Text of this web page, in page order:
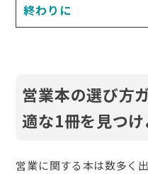
終わりに
営業本の選び方
適な1冊を見つけ
営業に関する本は数多く